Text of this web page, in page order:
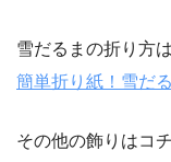
雪だるまの折り方
簡単折り紙！雪だ
その他の飾りはコ